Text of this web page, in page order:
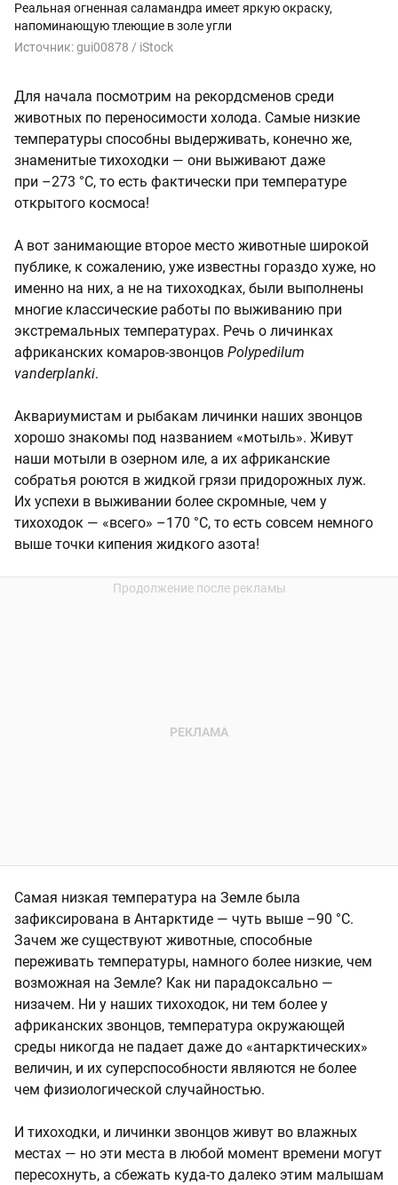
Реальная огненная саламандра имеет яркую окраску,
напоминающую тлеющие в золе угли
Источник:gui00878 / iStock
Для начала посмотрим на рекордсменов среди
животных по переносимости холода. Самые низкие
температуры способны выдерживать, конечно же,
знаменитые тихоходки — они выживают даже
при –273 °C, то есть фактически при температуре
открытого космоса!
А вот занимающие второе место животные широкой
публике, к сожалению, уже известны гораздо хуже, но
именно на них, а не на тихоходках, были выполнены
многие классические работы по выживанию при
экстремальных температурах. Речь о личинках
африканских комаров-звонцов Polypedilum
vanderplanki.
Аквариумистам и рыбакам личинки наших звонцов
хорошо знакомы под названием «мотыль». Живут
наши мотыли в озерном иле, а их африканские
собратья роются в жидкой грязи придорожных луж.
Их успехи в выживании более скромные, чем у
тихоходок — «всего» –170 °C, то есть совсем немного
выше точки кипения жидкого азота!
Самая низкая температура на Земле была
зафиксирована в Антарктиде — чуть выше –90 °C.
Зачем же существуют животные, способные
переживать температуры, намного более низкие, чем
возможная на Земле? Как ни парадоксально —
низачем. Ни у наших тихоходок, ни тем более у
африканских звонцов, температура окружающей
среды никогда не падает даже до «антарктических»
величин, и их суперспособности являются не более
чем физиологической случайностью.
И тихоходки, и личинки звонцов живут во влажных
местах — но эти места в любой момент времени могут
пересохнуть, а сбежать куда-то далеко этим малышам